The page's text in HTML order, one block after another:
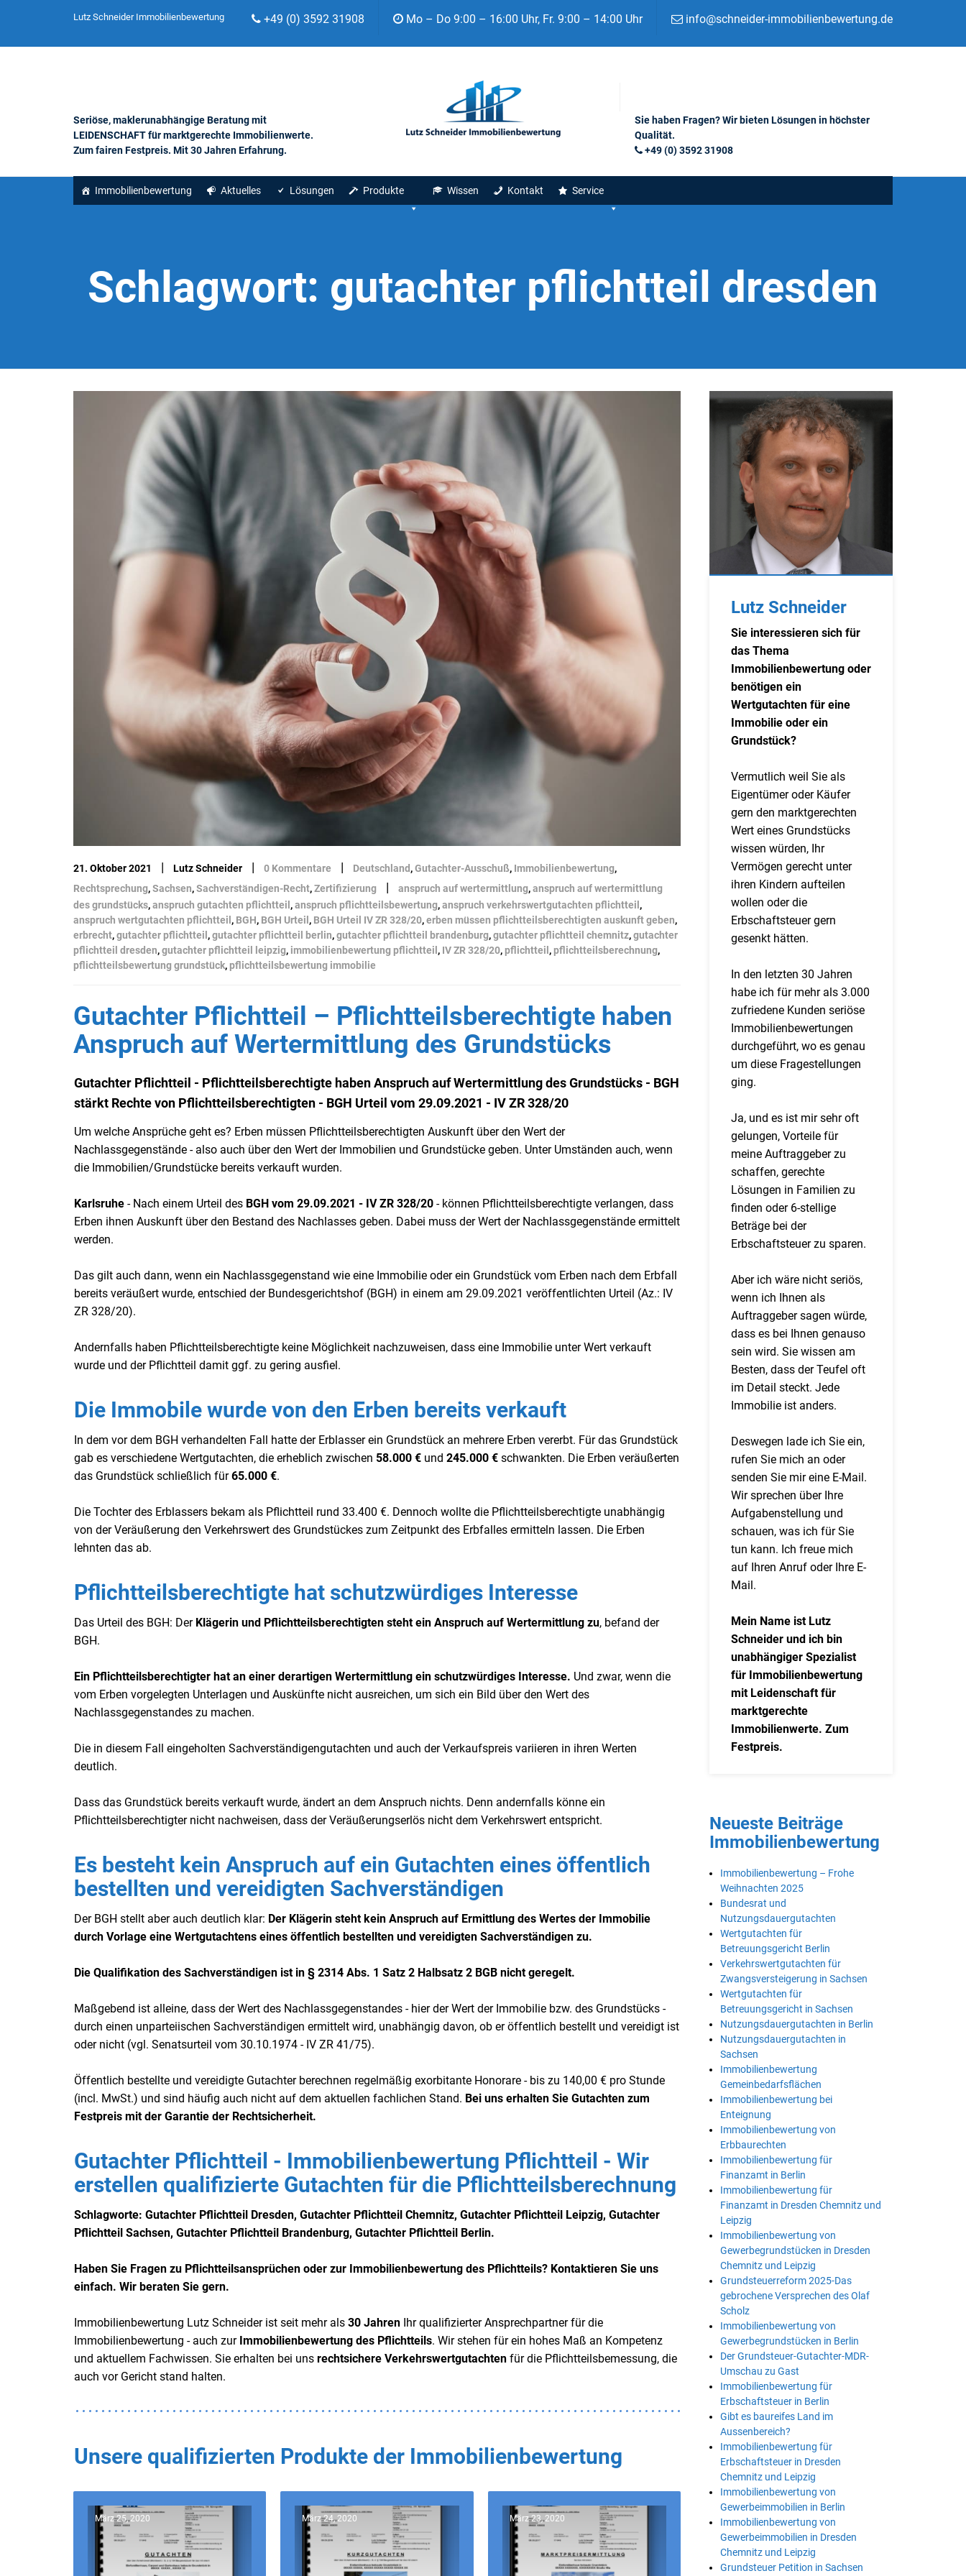
Lutz Schneider Immobilienbewertung +49 (0) 3592 31908 Mo – Do 9:00 – 16:00 Uhr, Fr. 9:00 – 14:00 Uhr info@schneider-immobilienbewertung.de
Seriöse, maklerunabhängige Beratung mit
LEIDENSCHAFT für marktgerechte Immobilienwerte.
Zum fairen Festpreis. Mit 30 Jahren Erfahrung.
Sie haben Fragen? Wir bieten Lösungen in höchster
Qualität.
+49 (0) 3592 31908
Immobilienbewertung Aktuelles Lösungen Produkte Wissen Kontakt Service
Schlagwort: gutachter pflichtteil dresden
21. Oktober 2021 | Lutz Schneider | 0 Kommentare | Deutschland ,Gutachter-Ausschuß, Immobilienbewertung,
Rechtsprechung,Sachsen,Sachverständigen-Recht,Zertifizierung | anspruch auf wertermittlung,anspruch auf wertermittlung
des grundstücks,anspruch gutachten pflichtteil ,anspruch pflichtteilsbewertung,anspruch verkehrswertgutachten pflichtteil ,
anspruch wertgutachten pflichtteil , BGH, BGH Urteil , BGH Urteil IV ZR 328/20,erben müssen pflichtteilsberechtigten auskunft geben,
erbrecht,gutachter pflichtteil ,gutachter pflichtteil berlin,gutachter pflichtteil brandenburg,gutachter pflichtteil chemnitz,gutachter
pflichtteil dresden,gutachter pflichtteil leipzig, immobilienbewertung pflichtteil , IV ZR 328/20,pflichtteil ,pflichtteilsberechnung,
pflichtteilsbewertung grundstück,pflichtteilsbewertung immobilie
Gutachter Pflichtteil – Pflichtteilsberechtigte haben
Anspruch auf Wertermittlung des Grundstücks
Gutachter Pflichtteil - Pflichtteilsberechtigte haben Anspruch auf Wertermittlung des Grundstücks - BGH
stärkt Rechte von Pflichtteilsberechtigten - BGH Urteil vom 29.09.2021 - IV ZR 328/20
Um welche Ansprüche geht es? Erben müssen Pflichtteilsberechtigten Auskunft über den Wert der
Nachlassgegenstände - also auch über den Wert der Immobilien und Grundstücke geben. Unter Umständen auch, wenn
die Immobilien/Grundstücke bereits verkauft wurden.
Karlsruhe - Nach einem Urteil des BGH vom 29.09.2021 - IV ZR 328/20 - können Pflichtteilsberechtigte verlangen, dass
Erben ihnen Auskunft über den Bestand des Nachlasses geben. Dabei muss der Wert der Nachlassgegenstände ermittelt
werden.
Das gilt auch dann, wenn ein Nachlassgegenstand wie eine Immobilie oder ein Grundstück vom Erben nach dem Erbfall
bereits veräußert wurde, entschied der Bundesgerichtshof (BGH) in einem am 29.09.2021 veröffentlichten Urteil (Az.: IV
ZR 328/20).
Andernfalls haben Pflichtteilsberechtigte keine Möglichkeit nachzuweisen, dass eine Immobilie unter Wert verkauft
wurde und der Pflichtteil damit ggf. zu gering ausfiel.
Die Immobile wurde von den Erben bereits verkauft
In dem vor dem BGH verhandelten Fall hatte der Erblasser ein Grundstück an mehrere Erben vererbt. Für das Grundstück
gab es verschiedene Wertgutachten, die erheblich zwischen 58.000 € und 245.000 € schwankten. Die Erben veräußerten
das Grundstück schließlich für65.000 €.
Die Tochter des Erblassers bekam als Pflichtteil rund 33.400 €. Dennoch wollte die Pflichtteilsberechtigte unabhängig
von der Veräußerung den Verkehrswert des Grundstückes zum Zeitpunkt des Erbfalles ermitteln lassen. Die Erben
lehnten das ab.
Pflichtteilsberechtigte hat schutzwürdiges Interesse
Das Urteil des BGH: Der Klägerin und Pflichtteilsberechtigten steht ein Anspruch auf Wertermittlung zu, befand der
BGH.
Ein Pflichtteilsberechtigter hat an einer derartigen Wertermittlung ein schutzwürdiges Interesse. Und zwar, wenn die
vom Erben vorgelegten Unterlagen und Auskünfte nicht ausreichen, um sich ein Bild über den Wert des
Nachlassgegenstandes zu machen.
Die in diesem Fall eingeholten Sachverständigengutachten und auch der Verkaufspreis variieren in ihren Werten
deutlich.
Dass das Grundstück bereits verkauft wurde, ändert an dem Anspruch nichts. Denn andernfalls könne ein
Pflichtteilsberechtigter nicht nachweisen, dass der Veräußerungserlös nicht dem Verkehrswert entspricht.
Es besteht kein Anspruch auf ein Gutachten eines öffentlich
bestellten und vereidigten Sachverständigen
Der BGH stellt aber auch deutlich klar: Der Klägerin steht kein Anspruch auf Ermittlung des Wertes der Immobilie
durch Vorlage eine Wertgutachtens eines öffentlich bestellten und vereidigten Sachverständigen zu.
Die Qualifikation des Sachverständigen ist in § 2314 Abs. 1 Satz 2 Halbsatz 2 BGB nicht geregelt.
Maßgebend ist alleine, dass der Wert des Nachlassgegenstandes - hier der Wert der Immobilie bzw. des Grundstücks -
durch einen unparteiischen Sachverständigen ermittelt wird, unabhängig davon, ob er öffentlich bestellt und vereidigt ist
oder nicht (vgl. Senatsurteil vom 30.10.1974 - IV ZR 41/75).
Öffentlich bestellte und vereidigte Gutachter berechnen regelmäßig exorbitante Honorare - bis zu 140,00 € pro Stunde
(incl. MwSt.) und sind häufig auch nicht auf dem aktuellen fachlichen Stand. Bei uns erhalten Sie Gutachten zum
Festpreis mit der Garantie der Rechtsicherheit.
Gutachter Pflichtteil - Immobilienbewertung Pflichtteil - Wir
erstellen qualifizierte Gutachten für die Pflichtteilsberechnung
Schlagworte: Gutachter Pflichtteil Dresden, Gutachter Pflichtteil Chemnitz, Gutachter Pflichtteil Leipzig, Gutachter
Pflichtteil Sachsen, Gutachter Pflichtteil Brandenburg, Gutachter Pflichtteil Berlin.
Haben Sie Fragen zu Pflichtteilsansprüchen oder zur Immobilienbewertung des Pflichtteils? Kontaktieren Sie uns
einfach. Wir beraten Sie gern.
Immobilienbewertung Lutz Schneider ist seit mehr als 30 Jahren Ihr qualifizierter Ansprechpartner für die
Immobilienbewertung - auch zur Immobilienbewertung des Pflichtteils. Wir stehen für ein hohes Maß an Kompetenz
und aktuellem Fachwissen. Sie erhalten bei uns rechtsichere Verkehrswertgutachten für die Pflichtteilsbemessung, die
auch vor Gericht stand halten.
Unsere qualifizierten Produkte der Immobilienbewertung
März 25, 2020 März 24, 2020 März 23, 2020
Lutz Schneider
Sie interessieren sich für
das Thema
Immobilienbewertung oder
benötigen ein
Wertgutachten für eine
Immobilie oder ein
Grundstück?
Vermutlich weil Sie als
Eigentümer oder Käufer
gern den marktgerechten
Wert eines Grundstücks
wissen würden, Ihr
Vermögen gerecht unter
ihren Kindern aufteilen
wollen oder die
Erbschaftsteuer gern
gesenkt hätten.
In den letzten 30 Jahren
habe ich für mehr als 3.000
zufriedene Kunden seriöse
Immobilienbewertungen
durchgeführt, wo es genau
um diese Fragestellungen
ging.
Ja, und es ist mir sehr oft
gelungen, Vorteile für
meine Auftraggeber zu
schaffen, gerechte
Lösungen in Familien zu
finden oder 6-stellige
Beträge bei der
Erbschaftsteuer zu sparen.
Aber ich wäre nicht seriös,
wenn ich Ihnen als
Auftraggeber sagen würde,
dass es bei Ihnen genauso
sein wird. Sie wissen am
Besten, dass der Teufel oft
im Detail steckt. Jede
Immobilie ist anders.
Deswegen lade ich Sie ein,
rufen Sie mich an oder
senden Sie mir eine E-Mail.
Wir sprechen über Ihre
Aufgabenstellung und
schauen, was ich für Sie
tun kann. Ich freue mich
auf Ihren Anruf oder Ihre E-
Mail.
Mein Name ist Lutz
Schneider und ich bin
unabhängiger Spezialist
für Immobilienbewertung
mit Leidenschaft für
marktgerechte
Immobilienwerte. Zum
Festpreis.
Neueste Beiträge
Immobilienbewertung
Immobilienbewertung – Frohe
Weihnachten 2025
Bundesrat und
Nutzungsdauergutachten
Wertgutachten für
Betreuungsgericht Berlin
Verkehrswertgutachten für
Zwangsversteigerung in Sachsen
Wertgutachten für
Betreuungsgericht in Sachsen
Nutzungsdauergutachten in Berlin
Nutzungsdauergutachten in
Sachsen
Immobilienbewertung
Gemeinbedarfsflächen
Immobilienbewertung bei
Enteignung
Immobilienbewertung von
Erbbaurechten
Immobilienbewertung für
Finanzamt in Berlin
Immobilienbewertung für
Finanzamt in Dresden Chemnitz und
Leipzig
Immobilienbewertung von
Gewerbegrundstücken in Dresden
Chemnitz und Leipzig
Grundsteuerreform 2025-Das
gebrochene Versprechen des Olaf
Scholz
Immobilienbewertung von
Gewerbegrundstücken in Berlin
Der Grundsteuer-Gutachter-MDR-
Umschau zu Gast
Immobilienbewertung für
Erbschaftsteuer in Berlin
Gibt es baureifes Land im
Aussenbereich?
Immobilienbewertung für
Erbschaftsteuer in Dresden
Chemnitz und Leipzig
Immobilienbewertung von
Gewerbeimmobilien in Berlin
Immobilienbewertung von
Gewerbeimmobilien in Dresden
Chemnitz und Leipzig
Grundsteuer Petition in Sachsen